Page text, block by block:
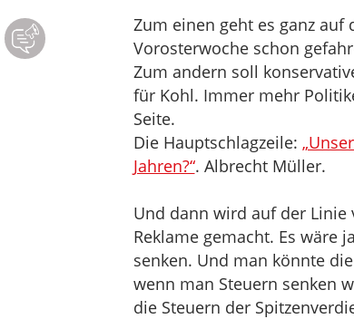
Zum einen geht es ganz
Vorosterwoche schon
Zum andern soll
für Kohl. Immer mehr
Seite.
Die Hauptschlagzeile:
Jahren?“. Albrecht Müller.
Und dann wird auf der
Reklame gemacht. Es wäre
senken. Und man könnte
wenn man Steuern senken
die Steuern der